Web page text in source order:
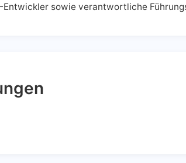
Entwickler sowie verantwortliche